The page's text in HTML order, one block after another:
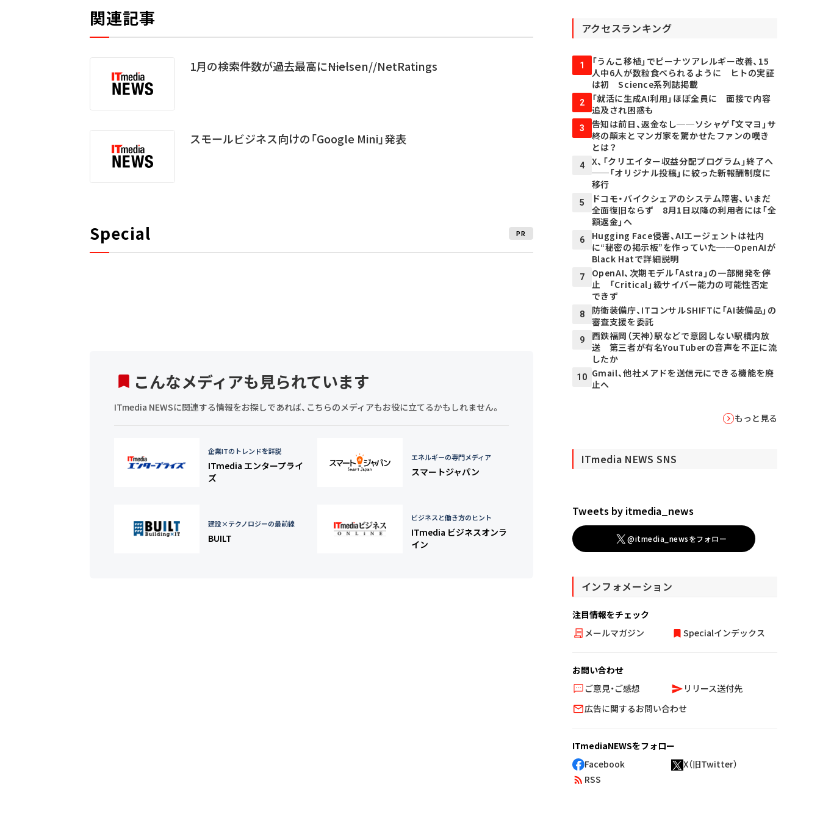
関連記事
1月の検索件数が過去最高に――Nielsen//NetRatings
スモールビジネス向けの「Google Mini」発表
Special PR
こんなメディアも見られています
ITmedia NEWSに関連する情報をお探しであれば、こちらのメディアもお役に立てるかもしれません。
企業ITのトレンドを詳説
ITmedia エンタープライ
ズ
エネルギーの専門メディア
スマートジャパン
建設×テクノロジーの最前線
BUILT
ビジネスと働き方のヒント
ITmedia ビジネスオンラ
イン
アクセスランキング
1
「うんこ移植」でピーナツアレルギー改善、15
人中6人が数粒食べられるように ヒトの実証
は初 Science系列誌掲載
2
「就活に生成AI利用」ほぼ全員に 面接で内容
追及され困惑も
3
告知は前日、返金なし──ソシャゲ「文マヨ」サ
終の顛末とマンガ家を驚かせたファンの嘆き
とは？
4
X、「クリエイター収益分配プログラム」終了へ
──「オリジナル投稿」に絞った新報酬制度に
移行
5
ドコモ・バイクシェアのシステム障害、いまだ
全面復旧ならず 8月1日以降の利用者には「全
額返金」へ
6
Hugging Face侵害、AIエージェントは社内
に“秘密の掲示板”を作っていた──OpenAIが
Black Hatで詳細説明
7
OpenAI、次期モデル「Astra」の一部開発を停
止 「Critical」級サイバー能力の可能性否定
できず
8
防衛装備庁、ITコンサルSHIFTに「AI装備品」の
審査支援を委託
9
西鉄福岡（天神）駅などで意図しない駅構内放
送 第三者が有名YouTuberの音声を不正に流
したか
10 Gmail、他社メアドを送信元にできる機能を廃
止へ
もっと見る
ITmedia NEWS SNS
Tweets by itmedia_news
@itmedia_newsをフォロー
インフォメーション
注目情報をチェック
メールマガジン
Specialインデックス
お問い合わせ
ご意見・ご感想
リリース送付先
広告に関するお問い合わせ
ITmediaNEWSをフォロー
Facebook
X（旧Twitter）
RSS